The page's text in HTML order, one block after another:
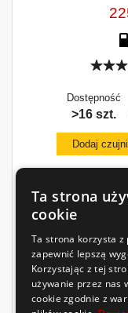
Dostępność
>16 szt.
Dodaj
Ta strona
cookie
Ta strona korzysta z
zapewnić lepszą
Korzystając z tej
używanie przez nas
cookie zgodnie z